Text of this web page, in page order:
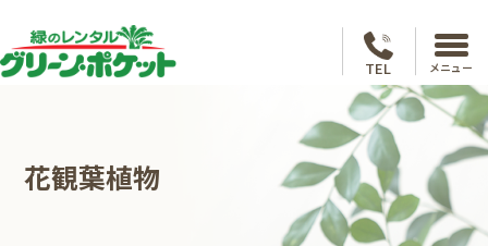
TEL メニュー
花観葉植物